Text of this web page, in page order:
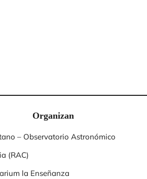
Organizan
– Observatorio Astronómico
(RAC)
la Enseñanza